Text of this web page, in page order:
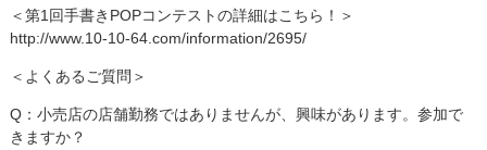
＜第1回手書きPOPコンテストの詳細はこちら！＞
http://www.10-10-64.com/information/2695/
＜よくあるご質問＞
Q：小売店の店舗勤務ではありませんが、興味があります。参加で
きますか？